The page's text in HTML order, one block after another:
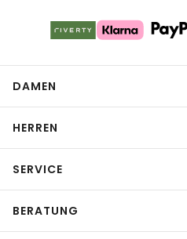
DAMEN
HERREN
SERVICE
BERATUNG